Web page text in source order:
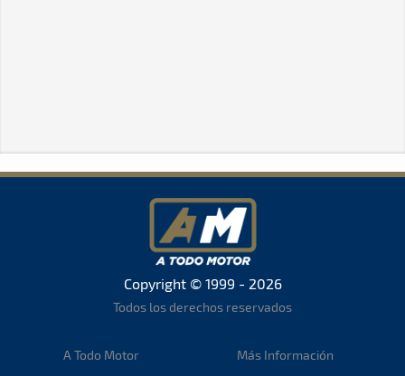
Copyright © 1999 - 2026
Todos los derechos reservados
A Todo Motor Más Información